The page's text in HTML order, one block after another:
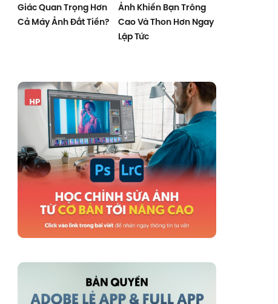
Giác Quan Trọng Hơn
Cả Máy Ảnh Đắt Tiền?
Ảnh Khiến Bạn Trông
Cao Và Thon Hơn Ngay
Lập Tức